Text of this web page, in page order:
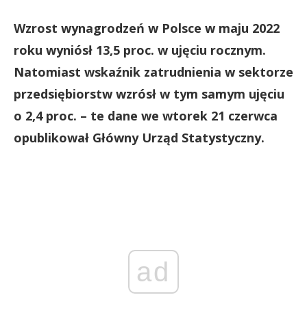
Wzrost wynagrodzeń w Polsce w maju 2022
roku wyniósł 13,5 proc. w ujęciu rocznym.
Natomiast wskaźnik zatrudnienia w sektorze
przedsiębiorstw wzrósł w tym samym ujęciu
o 2,4 proc. – te dane we wtorek 21 czerwca
opublikował Główny Urząd Statystyczny.
ad